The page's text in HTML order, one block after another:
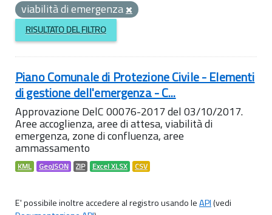
viabilità di emergenza
RISULTATO DEL FILTRO
Piano Comunale di Protezione Civile - Elementi
di gestione dell'emergenza - C...
Approvazione DelC 00076-2017 del 03/10/2017.
Aree accoglienza, aree di attesa, viabilità di
emergenza, zone di confluenza, aree
ammassamento
KML GeoJSON ZIP Excel XLSX CSV
E' possibile inoltre accedere al registro usando leAPI(vedi